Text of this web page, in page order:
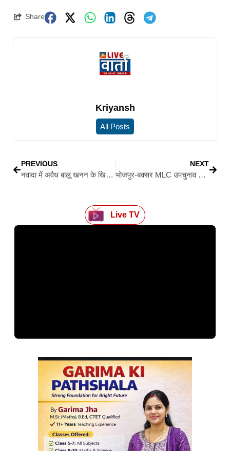
Share
Kriyansh
All Posts
PREVIOUS
नवादा में अवैध बालू खनन के खिलाफ कार्रवाई पर माफियाओं ने पुलिस अधिकारी को ट्रैक्टर से कुचला, 6 गिरफ्तार
NEXT
भोजपुर-बक्सर MLC उपचुनाव जीत के बाद तेजस्वी का BJP-NDA पर हमला, बैलेट पेपर की वकालत
Live TV